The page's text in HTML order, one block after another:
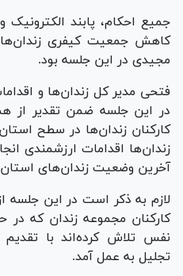
جمیع احکام، پابند الکترونیک
کاهش جمعیت کیفری زندان‌ها
مجیدی در این جلسه بود.
فتحی مدیر کل زندان‌ها و
در این جلسه ضمن تقدیر از
کارکنان زندان‌ها در سطح
زندان‌ها اقدامات ارزشمندی
آخرین وضعیت زندان‌های
لازم به ذکر است در این
کارکنان مجموعه زندان که
نفس تلاش کرده‌اند با
تجلیل به عمل آمد.